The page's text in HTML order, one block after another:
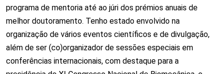
programa de mentoria até ao júri dos prémios anuais de
melhor doutoramento. Tenho estado envolvido na
organização de vários eventos científicos e de divulgação,
além de ser (co)organizador de sessões especiais em
conferências internacionais, com destaque para a